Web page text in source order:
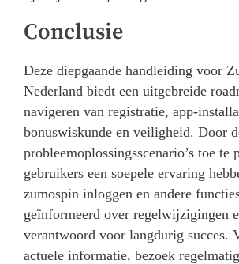
Conclusie
Deze diepgaande handleiding voor
Nederland biedt een uitgebreide
navigeren van registratie, app-
bonuswiskunde en veiligheid. Door
probleemoplossingsscenario’s toe te
gebruikers een soepele ervaring
zumospin inloggen en andere
geïnformeerd over regelwijzigingen
verantwoord voor langdurig succes.
actuele informatie, bezoek